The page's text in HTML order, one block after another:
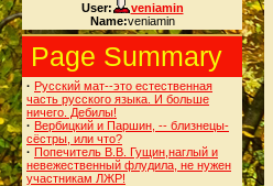
User:
veniamin
Name:veniamin
Page Summary
· Русский мат--это естественная
часть русского языка. И больше
ничего. Дебилы!
· Вербицкий и Паршин, -- близнецы-
сёстры, или что?
· Попечитель В.В. Гущин,наглый и
невежественный флудила, не нужен
участникам ЛЖР!